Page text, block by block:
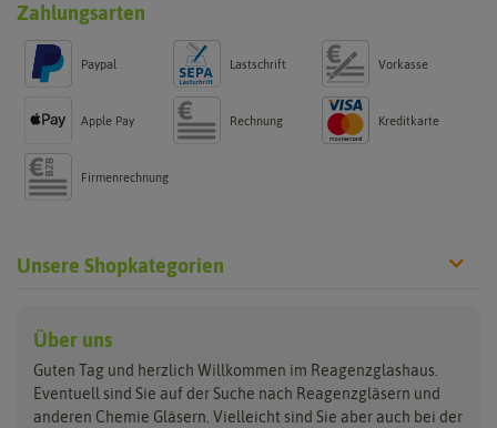
Zahlungsarten
Paypal Lastschrift Vorkasse
Apple Pay Rechnung Kreditkarte
Firmenrechnung
Unsere Shopkategorien
aus Glas
aus Kunststoff
Reagenzgläser Sets
Glasstopfen
Gummistopfen
Korken
Laborgläser
Bechergläser
Erlenmeyerkolben
Über uns
Guten Tag und herzlich Willkommen im Reagenzglashaus.
Eventuell sind Sie auf der Suche nach Reagenzgläsern und
anderen Chemie Gläsern. Vielleicht sind Sie aber auch bei der